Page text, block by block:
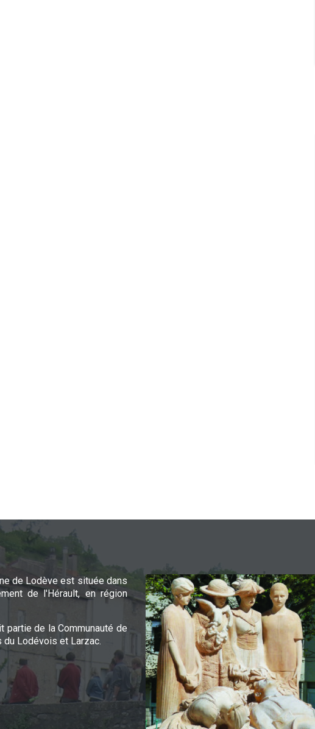
de Lodève est située dans
de l'Hérault, en région
partie de la Communauté de
du Lodévois et Larzac.